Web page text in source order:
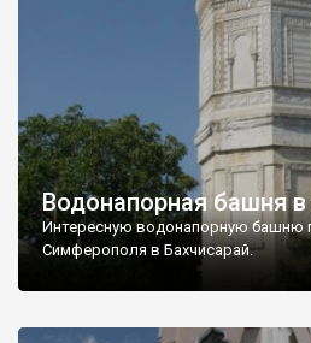
Водонапорная башня
Интересную водонапорную башню
Симферополя в Бахчисарай.